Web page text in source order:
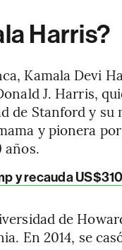
Harris?
Kamala Devi
J. Harris,
de Stanford y su
y pionera
años.
y recauda
de
En 2014, se